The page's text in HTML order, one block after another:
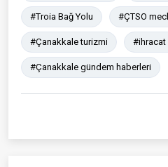
#Troia Bağ Yolu #ÇTSO
#Çanakkale turizmi #ihracat
#Çanakkale gündem haberleri